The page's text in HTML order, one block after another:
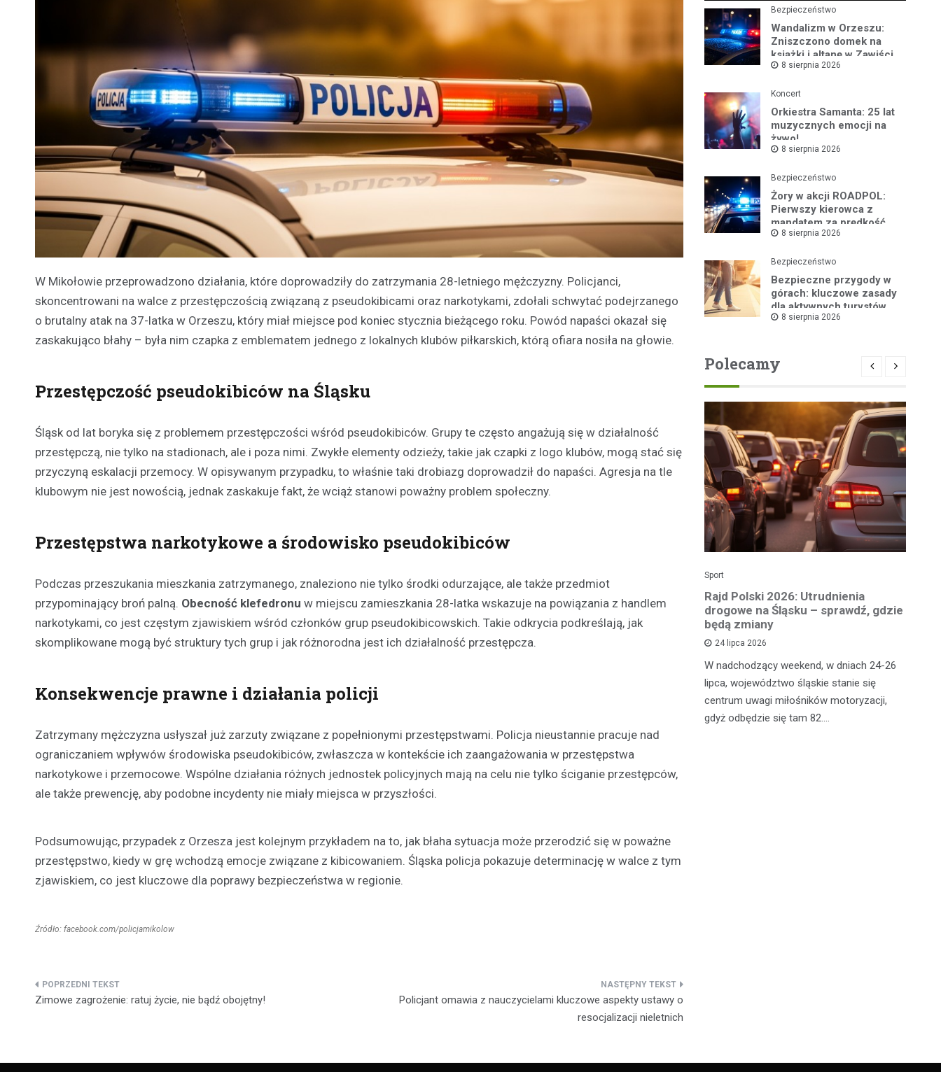
W Mikołowie przeprowadzono działania, które doprowadziły do zatrzymania 28-letniego mężczyzny. Policjanci,
skoncentrowani na walce z przestępczością związaną z pseudokibicami oraz narkotykami, zdołali schwytać podejrzanego
o brutalny atak na 37-latka w Orzeszu, który miał miejsce pod koniec stycznia bieżącego roku. Powód napaści okazał się
zaskakująco błahy – była nim czapka z emblematem jednego z lokalnych klubów piłkarskich, którą ofiara nosiła na głowie.
Przestępczość pseudokibiców na Śląsku
Śląsk od lat boryka się z problemem przestępczości wśród pseudokibiców. Grupy te często angażują się w działalność
przestępczą, nie tylko na stadionach, ale i poza nimi. Zwykłe elementy odzieży, takie jak czapki z logo klubów, mogą stać się
przyczyną eskalacji przemocy. W opisywanym przypadku, to właśnie taki drobiazg doprowadził do napaści. Agresja na tle
klubowym nie jest nowością, jednak zaskakuje fakt, że wciąż stanowi poważny problem społeczny.
Przestępstwa narkotykowe a środowisko pseudokibiców
Podczas przeszukania mieszkania zatrzymanego, znaleziono nie tylko środki odurzające, ale także przedmiot
przypominający broń palną. Obecność klefedronu w miejscu zamieszkania 28-latka wskazuje na powiązania z handlem
narkotykami, co jest częstym zjawiskiem wśród członków grup pseudokibicowskich. Takie odkrycia podkreślają, jak
skomplikowane mogą być struktury tych grup i jak różnorodna jest ich działalność przestępcza.
Konsekwencje prawne i działania policji
Zatrzymany mężczyzna usłyszał już zarzuty związane z popełnionymi przestępstwami. Policja nieustannie pracuje nad
ograniczaniem wpływów środowiska pseudokibiców, zwłaszcza w kontekście ich zaangażowania w przestępstwa
narkotykowe i przemocowe. Wspólne działania różnych jednostek policyjnych mają na celu nie tylko ściganie przestępców,
ale także prewencję, aby podobne incydenty nie miały miejsca w przyszłości.
Podsumowując, przypadek z Orzesza jest kolejnym przykładem na to, jak błaha sytuacja może przerodzić się w poważne
przestępstwo, kiedy w grę wchodzą emocje związane z kibicowaniem. Śląska policja pokazuje determinację w walce z tym
zjawiskiem, co jest kluczowe dla poprawy bezpieczeństwa w regionie.
Źródło: facebook.com/policjamikolow
Nawigacja
Zimowe zagrożenie: ratuj życie, nie bądź obojętny!
Policjant omawia z nauczycielami kluczowe aspekty ustawy o
resocjalizacji nieletnich
Bezpieczeństwo
Wandalizm w Orzeszu:
Zniszczono domek na
książki i altanę w Zawiści
8 sierpnia 2026
Koncert
Orkiestra Samanta: 25 lat
muzycznych emocji na
żywo!
8 sierpnia 2026
Bezpieczeństwo
Żory w akcji ROADPOL:
Pierwszy kierowca z
mandatem za prędkość
8 sierpnia 2026
Bezpieczeństwo
Bezpieczne przygody w
górach: kluczowe zasady
dla aktywnych turystów
8 sierpnia 2026
Polecamy
Festyn rodzinny w Moszczenicy:
emocjonujące zakończenie sezonu
z nagrodami i atrakcjami
30 czerwca 2026
Festyn…
Sport
Rajd Polski 2026: Utrudnienia
drogowe na Śląsku – sprawdź, gdzie
będą zmiany
24 lipca 2026
W nadchodzący weekend, w dniach 24-26
lipca, województwo śląskie stanie się
centrum uwagi miłośników motoryzacji,
gdyż odbędzie się tam 82.…